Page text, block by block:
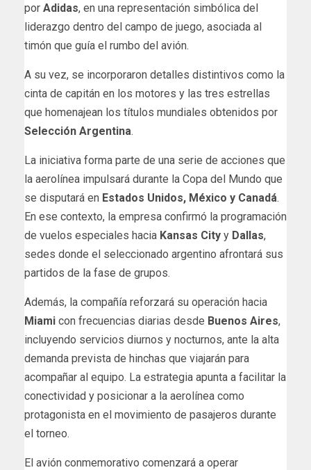
por Adidas, en una representación simbólica del
liderazgo dentro del campo de juego, asociada al
timón que guía el rumbo del avión.
A su vez, se incorporaron detalles distintivos como la
cinta de capitán en los motores y las tres estrellas
que homenajean los títulos mundiales obtenidos por
Selección Argentina.
La iniciativa forma parte de una serie de acciones que
la aerolínea impulsará durante la Copa del Mundo que
se disputará en Estados Unidos, México y Canadá.
En ese contexto, la empresa confirmó la programación
de vuelos especiales hacia Kansas City y Dallas,
sedes donde el seleccionado argentino afrontará sus
partidos de la fase de grupos.
Además, la compañía reforzará su operación hacia
Miami con frecuencias diarias desde Buenos Aires,
incluyendo servicios diurnos y nocturnos, ante la alta
demanda prevista de hinchas que viajarán para
acompañar al equipo. La estrategia apunta a facilitar la
conectividad y posicionar a la aerolínea como
protagonista en el movimiento de pasajeros durante
el torneo.
El avión conmemorativo comenzará a operar